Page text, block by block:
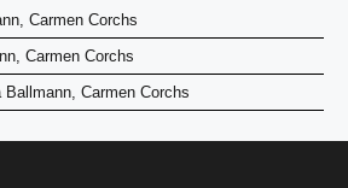
Carmen Corchs
Carmen Corchs
Ballmann, Carmen Corchs